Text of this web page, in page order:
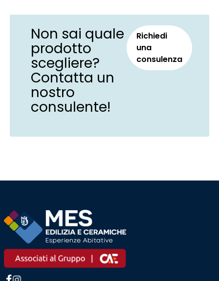
Non sai quale
prodotto
scegliere?
Contatta un
nostro
consulente!
Richiedi
una
consulenza